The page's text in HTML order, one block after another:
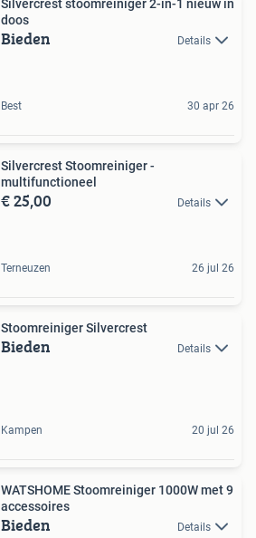
Silvercrest stoomreiniger 2-in-1 nieuw in
doos
Bieden Details
Best 30 apr 26
Silvercrest Stoomreiniger -
multifunctioneel
€ 25,00 Details
Terneuzen 26 jul 26
Stoomreiniger Silvercrest
Bieden Details
Kampen 20 jul 26
WATSHOME Stoomreiniger 1000W met 9
accessoires
Bieden Details